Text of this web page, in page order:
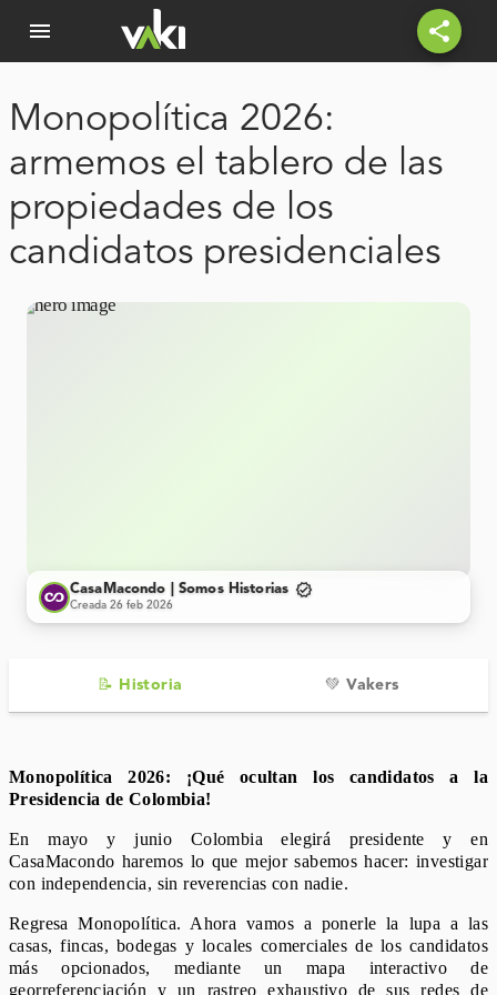
menu share
Monopolítica 2026:
armemos el tablero de las
propiedades de los
candidatos presidenciales
CasaMacondo | Somos Historias verified
Creada 26 feb 2026
📝 Historia 💚 Vakers
Monopolítica 2026: ¡Qué ocultan los candidatos a la
Presidencia de Colombia!
En mayo y junio Colombia elegirá presidente y en
CasaMacondo haremos lo que mejor sabemos hacer: investigar
con independencia, sin reverencias con nadie.
Regresa Monopolítica. Ahora vamos a ponerle la lupa a las
casas, fincas, bodegas y locales comerciales de los candidatos
más opcionados, mediante un mapa interactivo de
georreferenciación y un rastreo exhaustivo de sus redes de